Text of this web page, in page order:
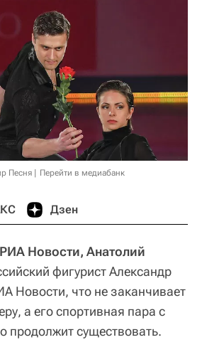
Песня Перейти в медиабанк
Дзен
Новости, Анатолий
фигурист Александр
Новости, что не заканчивает
а его спортивная пара с
продолжит существовать.